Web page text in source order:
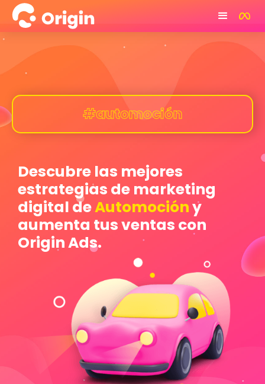
#automoción
Descubre las mejores
estrategias de marketing
digital deAutomocióny
aumenta tus ventas con
Origin Ads.